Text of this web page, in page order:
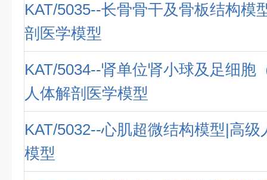
KAT/5035--长骨骨干及骨板结构模
剖医学模型
KAT/5034--肾单位肾小球及足细胞
人体解剖医学模型
KAT/5032--心肌超微结构模型|高级
模型